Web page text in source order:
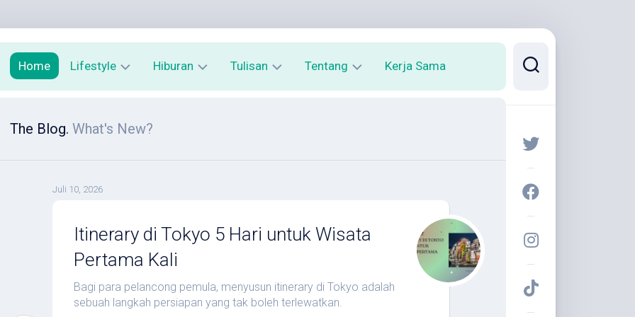
Home Lifestyle
Edukasi
Hiburan Tulisan Tentang Kerja Sama
The Blog. What's New?
Juli 10, 2026
Itinerary di Tokyo 5 Hari untuk Wisata
Pertama Kali
Bagi para pelancong pemula, menyusun itinerary di Tokyo adalah
sebuah langkah persiapan yang tak boleh terlewatkan.